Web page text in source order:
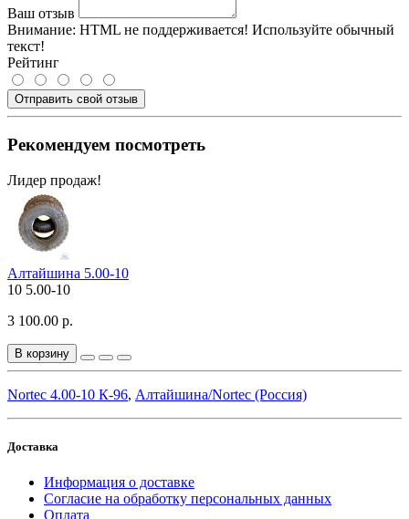
Ваш отзыв
Внимание: HTML не поддерживается! Используйте обычный
текст!
Рейтинг
Отправить свой отзыв
Рекомендуем посмотреть
Лидер продаж!
Алтайшина 5.00-10
10 5.00-10
3 100.00 р.
В корзину
Nortec 4.00-10 К-96, Алтайшина/Nortec (Россия)
Доставка
Информация о доставке
Согласие на обработку персональных данных
Оплата